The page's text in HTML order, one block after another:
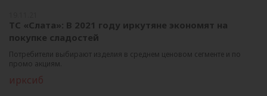
ТС «Слата»: В 2021 году иркутяне экономят на
покупке сладостей
Потребители выбирают изделия в среднем ценовом сегменте и по
промо акциям.
ирксиб